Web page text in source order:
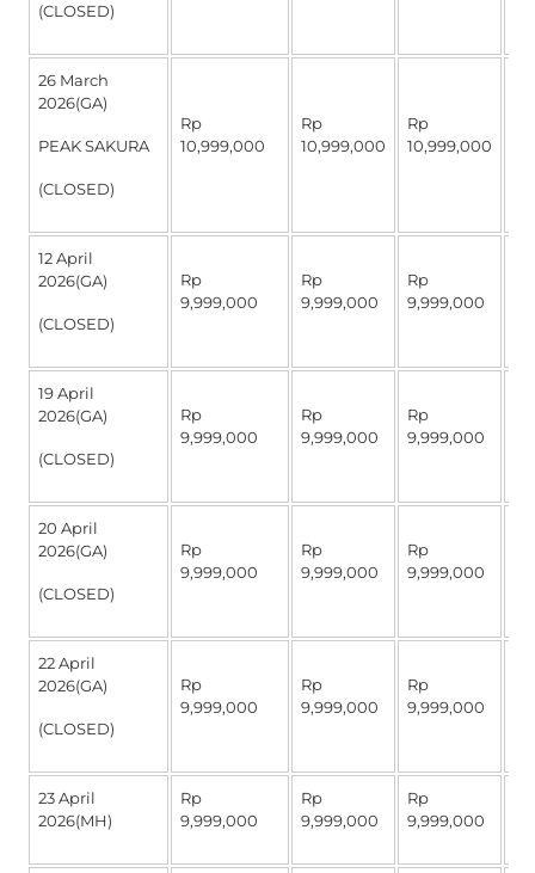
(CLOSED)
26 March
2026(GA)
PEAK SAKURA
(CLOSED)
Rp
10,999,000
Rp
10,999,000
Rp
10,999,000
12 April
2026(GA)
(CLOSED)
Rp
9,999,000
Rp
9,999,000
Rp
9,999,000
19 April
2026(GA)
(CLOSED)
Rp
9,999,000
Rp
9,999,000
Rp
9,999,000
20 April
2026(GA)
(CLOSED)
Rp
9,999,000
Rp
9,999,000
Rp
9,999,000
22 April
2026(GA)
(CLOSED)
Rp
9,999,000
Rp
9,999,000
Rp
9,999,000
23 April
2026(MH)
Rp
9,999,000
Rp
9,999,000
Rp
9,999,000